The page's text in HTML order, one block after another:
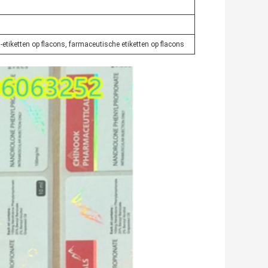
op flacons, farmaceutische etiketten op flacons